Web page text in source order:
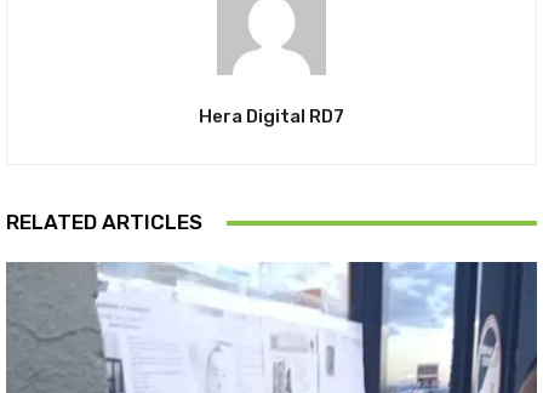
Hera Digital RD7
RELATED ARTICLES